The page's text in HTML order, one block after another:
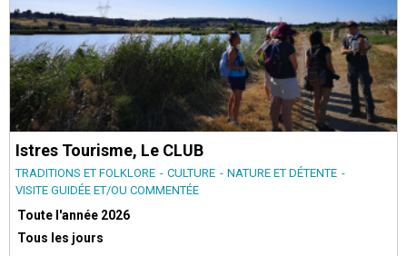
Istres Tourisme, Le CLUB
TRADITIONS ET FOLKLORE CULTURE
NATURE ET DÉTENTE
VISITE GUIDÉE ET/OU COMMENTÉE
Toute l'année 2026
Tous les jours